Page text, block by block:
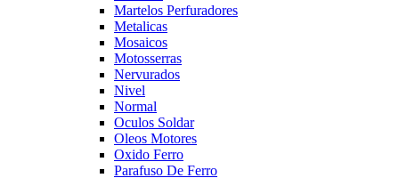
Martelos Perfuradores
Metalicas
Mosaicos
Motosserras
Nervurados
Nivel
Normal
Oculos Soldar
Oleos Motores
Oxido Ferro
Parafuso De Ferro